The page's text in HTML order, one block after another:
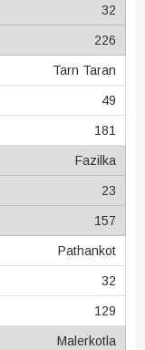
32
226
Tarn Taran
49
181
Fazilka
23
157
Pathankot
32
129
Malerkotla